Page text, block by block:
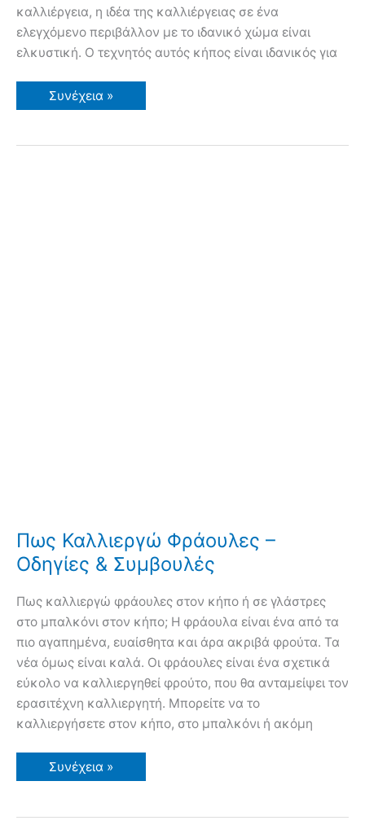
καλλιέργεια, η ιδέα της καλλιέργειας σε ένα
ελεγχόμενο περιβάλλον με το ιδανικό χώμα είναι
ελκυστική. Ο τεχνητός αυτός κήπος είναι ιδανικός για
Τεχνητός
Κήπος
–
Συνέχεια »
Πως Καλλιεργώ Φράουλες –
Οδηγίες & Συμβουλές
Πως καλλιεργώ φράουλες στον κήπο ή σε γλάστρες
στο μπαλκόνι στον κήπο; Η φράουλα είναι ένα από τα
πιο αγαπημένα, ευαίσθητα και άρα ακριβά φρούτα. Τα
νέα όμως είναι καλά. Οι φράουλες είναι ένα σχετικά
εύκολο να καλλιεργηθεί φρούτο, που θα ανταμείψει τον
ερασιτέχνη καλλιεργητή. Μπορείτε να το
καλλιεργήσετε στον κήπο, στο μπαλκόνι ή ακόμη
Πως
Καλλιεργώ
Οδηγίες
Συνέχεια »